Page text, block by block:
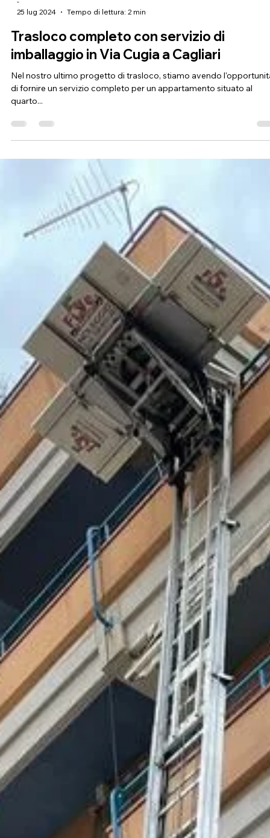
Tempo di lettura: 2 min
Trasloco completo con servizio di
imballaggio in Via Cugia a Cagliari
Nel nostro ultimo progetto di trasloco, stiamo avendo
di fornire un servizio completo per un appartamento situato al
quarto...